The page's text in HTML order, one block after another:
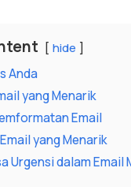
hide
Anda
yang Menarik
Email
yang Menarik
Urgensi dalam Email